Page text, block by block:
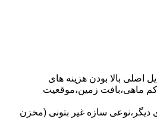
اصلی بالا بودن هزینه های
ماهی،بافت زمین،موقعیت
سازه غیر بتونی (مخزن